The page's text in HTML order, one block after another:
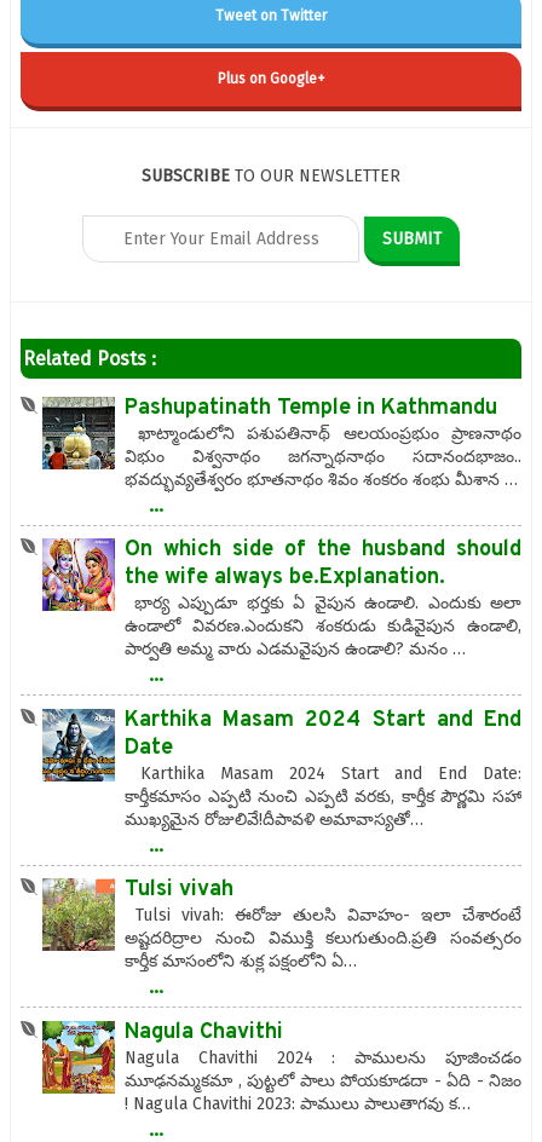
Tweet on Twitter
Plus on Google+
SUBSCRIBE TO OUR NEWSLETTER
Related Posts :
Pashupatinath Temple in Kathmandu
ఖాట్మాండులోని పశుపతినాథ్ ఆలయంప్రభుం ప్రాణనాథం
విభుం విశ్వనాథం జగన్నాథనాథం సదానందభాజం..
భవద్భువ్యతేశ్వరం భూతనాథం శివం శంకరం శంభు మీశాన …
...
On which side of the husband should
the wife always be.Explanation.
భార్య ఎప్పుడూ భర్తకు ఏ వైపున ఉండాలి. ఎందుకు అలా
ఉండాలో వివరణ.ఎందుకని శంకరుడు కుడివైపున ఉండాలి,
పార్వతి అమ్మ వారు ఎడమవైపున ఉండాలి? మనం …
...
Karthika Masam 2024 Start and End
Date
Karthika Masam 2024 Start and End Date:
కార్తీకమాసం ఎప్పటి నుంచి ఎప్పటి వరకు, కార్తీక పౌర్ణమి సహా
ముఖ్యమైన రోజులివే!దీపావళి అమావాస్యతో…
...
Tulsi vivah
Tulsi vivah: ఈరోజు తులసి వివాహం- ఇలా చేశారంటే
అష్టదరిద్రాల నుంచి విముక్తి కలుగుతుంది.ప్రతి సంవత్సరం
కార్తీక మాసంలోని శుక్ల పక్షంలోని ఏ…
...
Nagula Chavithi
Nagula Chavithi 2024 : పాములను పూజించడం
మూఢనమ్మకమా , పుట్టలో పాలు పోయకూడదా - ఏది - నిజం
! Nagula Chavithi 2023: పాములు పాలుతాగవు క…
...